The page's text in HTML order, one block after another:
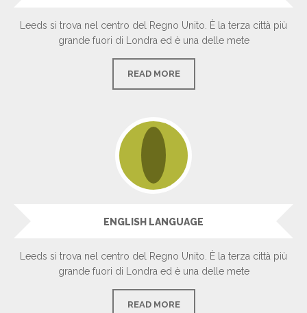
Leeds si trova nel centro del Regno Unito. È la terza città più
grande fuori di Londra ed è una delle mete
READ MORE
ENGLISH LANGUAGE
Leeds si trova nel centro del Regno Unito. È la terza città più
grande fuori di Londra ed è una delle mete
READ MORE